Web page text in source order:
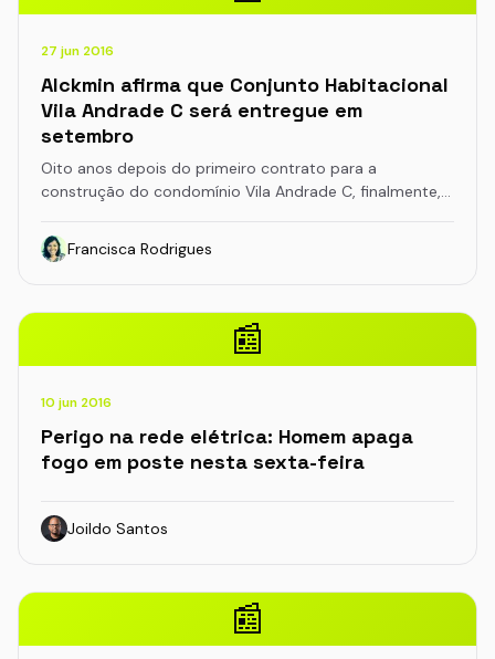
27 jun 2016
Alckmin afirma que Conjunto Habitacional
Vila Andrade C será entregue em
setembro
Oito anos depois do primeiro contrato para a
construção do condomínio Vila Andrade C, finalmente,…
Francisca Rodrigues
📰
10 jun 2016
Perigo na rede elétrica: Homem apaga
fogo em poste nesta sexta-feira
Joildo Santos
📰